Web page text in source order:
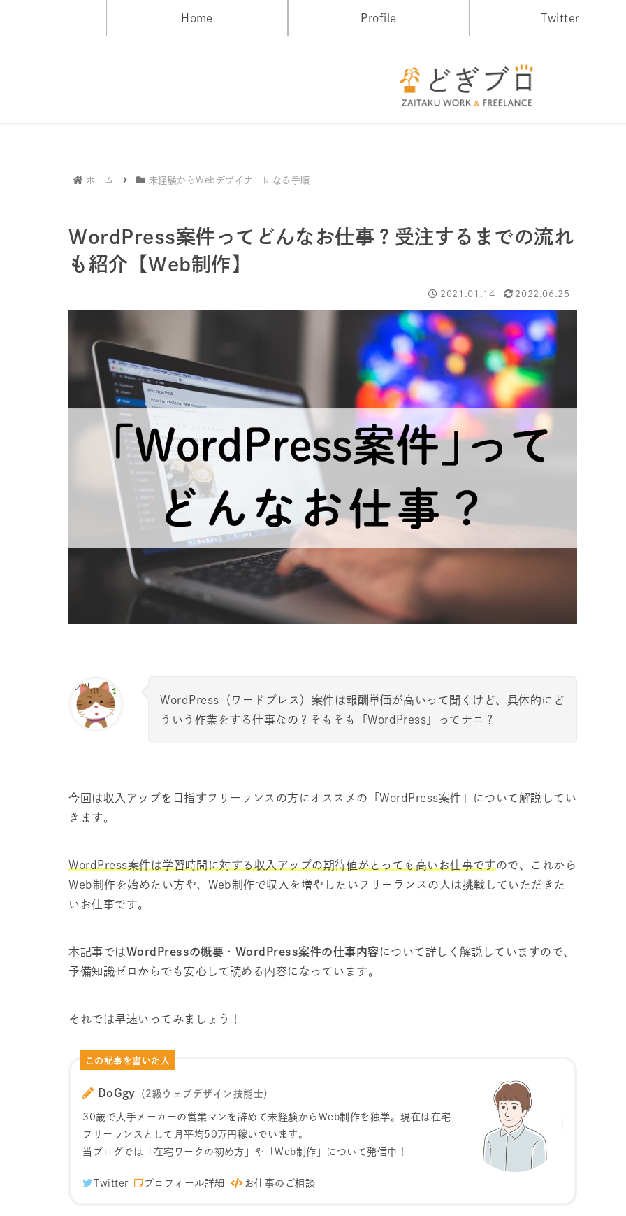
Home Profile Twitter
ホーム 未経験からWebデザイナーになる手順
WordPress案件ってどんなお仕事？受注するまでの流れ
も紹介【Web制作】
2021.01.14 2022.06.25
フリーラン
ス
WordPress（ワードプレス）案件は報酬単価が高いって聞くけど、具体的にど
ういう作業をする仕事なの？そもそも「WordPress」ってナニ？
今回は収入アップを目指すフリーランスの方にオススメの「WordPress案件」について解説してい
きます。
WordPress案件は学習時間に対する収入アップの期待値がとっても高いお仕事ですので、これから
Web制作を始めたい方や、Web制作で収入を増やしたいフリーランスの人は挑戦していただきた
いお仕事です。
本記事ではWordPressの概要 ・ WordPress案件の仕事内容 について詳しく解説していますので、
予備知識ゼロからでも安心して読める内容になっています。
それでは早速いってみましょう！
この記事を書いた人
DoGgy （2級ウェブデザイン技能士）
30歳で大手メーカーの営業マンを辞めて未経験からWeb制作を独学。現在は在宅
フリーランスとして月平均50万円稼いでいます。
当ブログでは「在宅ワークの初め方」や「Web制作」について発信中！
Twitter プロフィール詳細 お仕事のご相談